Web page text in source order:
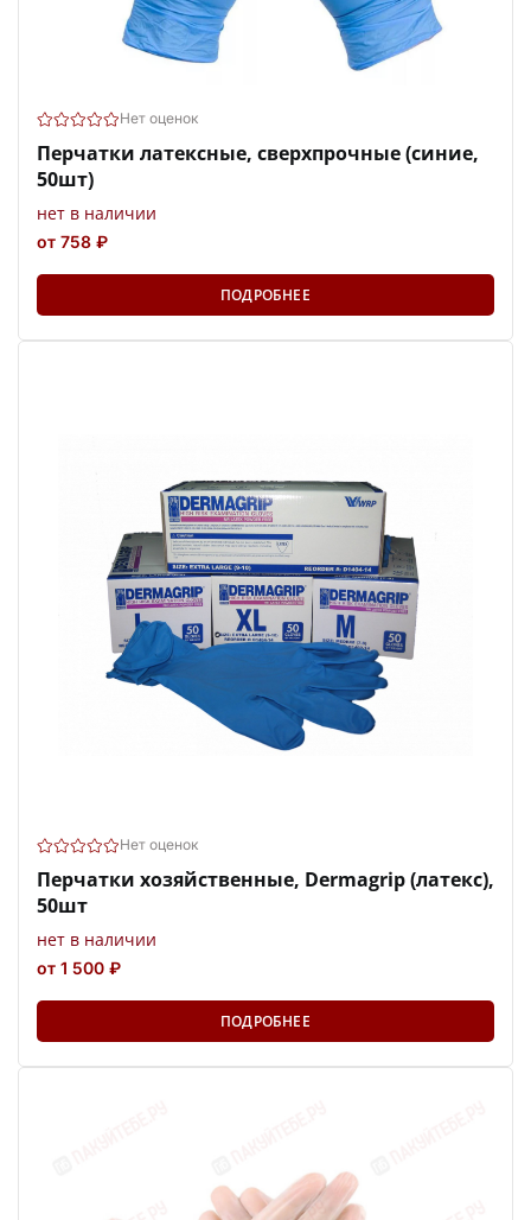
Нет оценок
Перчатки латексные, сверхпрочные (синие,
50шт)
нет в наличии
от 758 ₽
ПОДРОБНЕЕ
Нет оценок
Перчатки хозяйственные, Dermagrip (латекс),
50шт
нет в наличии
от 1 500 ₽
ПОДРОБНЕЕ